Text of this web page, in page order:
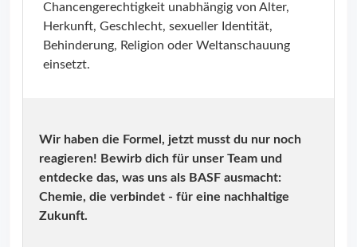
Chancengerechtigkeit unabhängig von Alter,
Herkunft, Geschlecht, sexueller Identität,
Behinderung, Religion oder Weltanschauung
einsetzt.
Wir haben die Formel, jetzt musst du nur noch
reagieren! Bewirb dich für unser Team und
entdecke das, was uns als BASF ausmacht:
Chemie, die verbindet - für eine nachhaltige
Zukunft.